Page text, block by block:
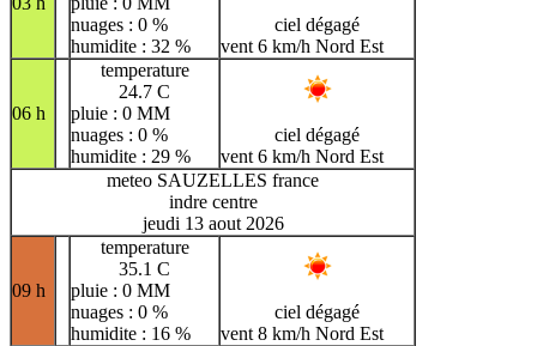
nuages : 0 %
humidite : 32 %
ciel dégagé
vent 6 km/h Nord Est
06 h
temperature
24.7 C
pluie : 0 MM
nuages : 0 %
humidite : 29 %
ciel dégagé
vent 6 km/h Nord Est
meteo SAUZELLES france
indre centre
jeudi 13 aout 2026
09 h
temperature
35.1 C
pluie : 0 MM
nuages : 0 %
humidite : 16 %
ciel dégagé
vent 8 km/h Nord Est